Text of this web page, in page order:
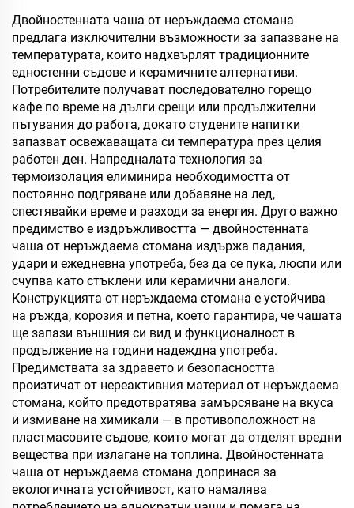
пътуваща чаша с
дръжка, за горещи и
студени напитки
Двойностенната чаша от неръждаема стомана
предлага изключителни възможности за запазване на
температурата, които надхвърлят традиционните
едностенни съдове и керамичните алтернативи.
Потребителите получават последователно горещо
кафе по време на дълги срещи или продължителни
пътувания до работа, докато студените напитки
запазват освежаващата си температура през целия
работен ден. Напредналата технология за
термоизолация елиминира необходимостта от
постоянно подгряване или добавяне на лед,
спестявайки време и разходи за енергия. Друго важно
предимство е издръжливостта — двойностенната
чаша от неръждаема стомана издържа падания,
удари и ежедневна употреба, без да се пука, люспи или
счупва като стъклени или керамични аналоги.
Конструкцията от неръждаема стомана е устойчива
на ръжда, корозия и петна, което гарантира, че чашата
ще запази външния си вид и функционалност в
продължение на години надеждна употреба.
Предимствата за здравето и безопасността
произтичат от нереактивния материал от неръждаема
стомана, който предотвратява замърсяване на вкуса
и измиване на химикали — в противоположност на
пластмасовите съдове, които могат да отделят вредни
вещества при излагане на топлина. Двойностенната
чаша от неръждаема стомана допринася за
екологичната устойчивост, като намалява